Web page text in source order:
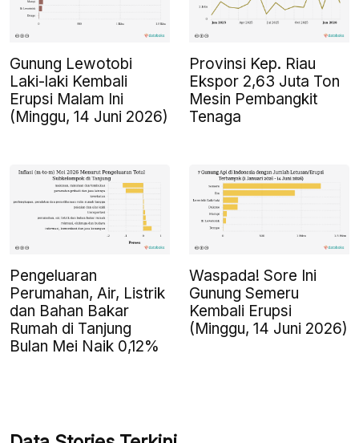
Gunung Lewotobi
Laki-laki Kembali
Erupsi Malam Ini
(Minggu, 14 Juni 2026)
Provinsi Kep. Riau
Ekspor 2,63 Juta Ton
Mesin Pembangkit
Tenaga
Pengeluaran
Perumahan, Air, Listrik
dan Bahan Bakar
Rumah di Tanjung
Bulan Mei Naik 0,12%
Waspada! Sore Ini
Gunung Semeru
Kembali Erupsi
(Minggu, 14 Juni 2026)